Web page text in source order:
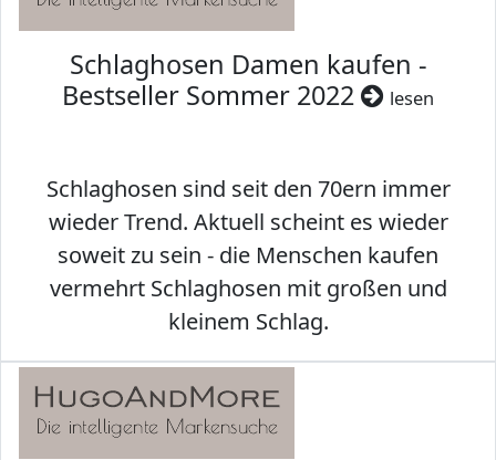
Schlaghosen Damen kaufen -
Bestseller Sommer 2022
lesen
Schlaghosen sind seit den 70ern immer
wieder Trend. Aktuell scheint es wieder
soweit zu sein - die Menschen kaufen
vermehrt Schlaghosen mit großen und
kleinem Schlag.